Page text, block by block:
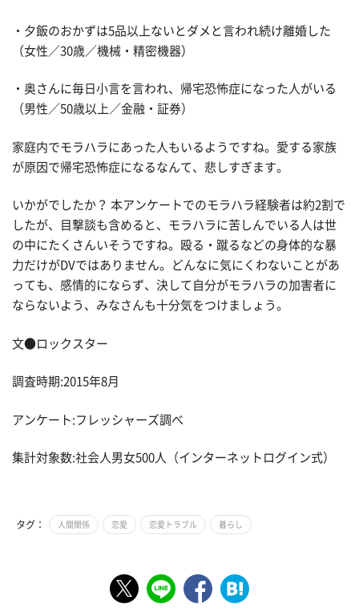
・夕飯のおかずは5品以上ないとダメと言われ続け離婚した
（女性／30歳／機械・精密機器）
・奥さんに毎日小言を言われ、帰宅恐怖症になった人がいる
（男性／50歳以上／金融・証券）
家庭内でモラハラにあった人もいるようですね。愛する家族
が原因で帰宅恐怖症になるなんて、悲しすぎます。
いかがでしたか？ 本アンケートでのモラハラ経験者は約2割で
したが、目撃談も含めると、モラハラに苦しんでいる人は世
の中にたくさんいそうですね。殴る・蹴るなどの身体的な暴
力だけがDVではありません。どんなに気にくわないことがあ
っても、感情的にならず、決して自分がモラハラの加害者に
ならないよう、みなさんも十分気をつけましょう。
文●ロックスター
調査時期:2015年8月
アンケート:フレッシャーズ調べ
集計対象数:社会人男女500人（インターネットログイン式）
タグ： 人間関係 恋愛 恋愛トラブル 暮らし